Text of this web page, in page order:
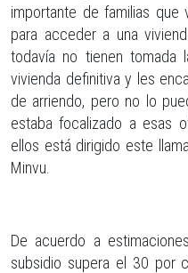
importante de familias que
para acceder a una
todavía no tienen
vivienda definitiva y les
de arriendo, pero no lo
estaba focalizado a esas
ellos está dirigido este
Minvu.
De acuerdo a
subsidio supera el 30 por